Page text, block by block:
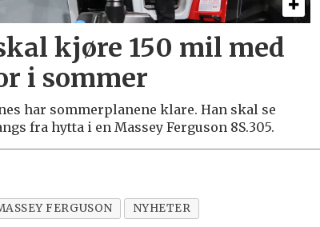
kjøre 150 mil med
i sommer
har sommerplanene klare. Han skal se
fra hytta i en Massey Ferguson 8S.305.
FERGUSON NYHETER